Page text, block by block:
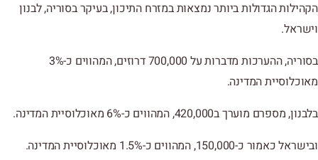
הקהילות הגדולות ביותר נמצאות במזרח התיכון, בעיקר בסוריה, לבנון
וישראל.
בסוריה, ההערכות מדברות על 700,000 דרוזים, המהווים כ-3%
מאוכלוסיית המדינה.
בלבנון, מספרם מוערך ב420,000, המהווים כ-6% מאוכלוסיית המדינה.
ובישראל כאמור כ-150,000, המהווים כ-1.5% מאוכלוסיית המדינה.